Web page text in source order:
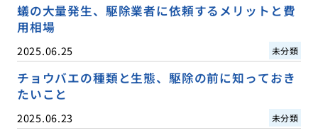
蟻の大量発生、駆除業者に依頼するメリットと費
用相場
2025.06.25 未分類
チョウバエの種類と生態、駆除の前に知っておき
たいこと
2025.06.23 未分類